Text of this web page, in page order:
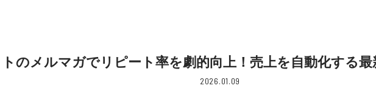
トのメルマガでリピート率を劇的向上！売上を自動化する
2026.01.09